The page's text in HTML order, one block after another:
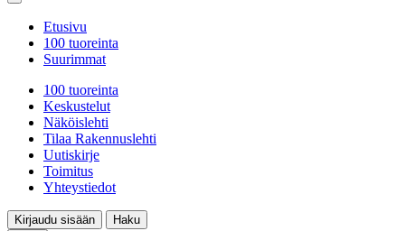
Etusivu
100 tuoreinta
Suurimmat
100 tuoreinta
Keskustelut
Näköislehti
Tilaa Rakennuslehti
Uutiskirje
Toimitus
Yhteystiedot
Kirjaudu sisään
Haku